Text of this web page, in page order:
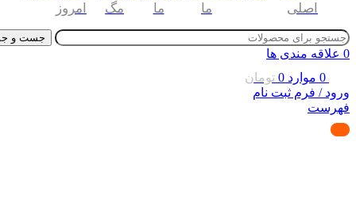
اصلی
ما
ما
مگ
امروز
جست و
0 علاقه مندی ها
0 موارد 0 تومان
ورود / فرم ثبت نام
فهرست